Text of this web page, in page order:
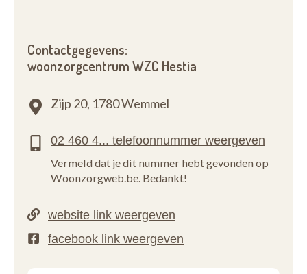
Contactgegevens:
woonzorgcentrum WZC Hestia
Zijp 20, 1780 Wemmel
Vermeld dat je dit nummer hebt gevonden op
Woonzorgweb.be. Bedankt!